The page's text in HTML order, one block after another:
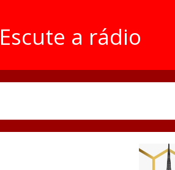
Escute a rádio